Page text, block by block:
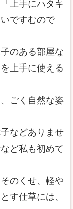
上手にハタキ
ですむので
のある部屋な
上手に使える
ごく自然な姿
などありませ
ど私も初めて
のくせ、軽や
す仕草には、